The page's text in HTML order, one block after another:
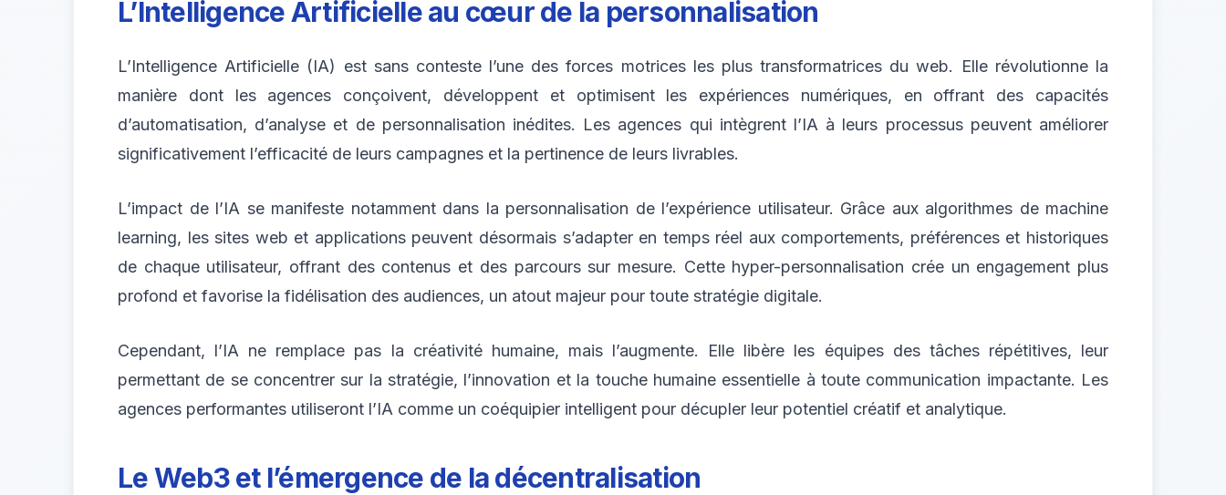
L’Intelligence Artificielle au cœur de la personnalisation
L’Intelligence Artificielle (IA) est sans conteste l’une des forces motrices les plus transformatrices du web. Elle révolutionne la
manière dont les agences conçoivent, développent et optimisent les expériences numériques, en offrant des capacités
d’automatisation, d’analyse et de personnalisation inédites. Les agences qui intègrent l’IA à leurs processus peuvent améliorer
significativement l’efficacité de leurs campagnes et la pertinence de leurs livrables.
L’impact de l’IA se manifeste notamment dans la personnalisation de l’expérience utilisateur. Grâce aux algorithmes de machine
learning, les sites web et applications peuvent désormais s’adapter en temps réel aux comportements, préférences et historiques
de chaque utilisateur, offrant des contenus et des parcours sur mesure. Cette hyper-personnalisation crée un engagement plus
profond et favorise la fidélisation des audiences, un atout majeur pour toute stratégie digitale.
Cependant, l’IA ne remplace pas la créativité humaine, mais l’augmente. Elle libère les équipes des tâches répétitives, leur
permettant de se concentrer sur la stratégie, l’innovation et la touche humaine essentielle à toute communication impactante. Les
agences performantes utiliseront l’IA comme un coéquipier intelligent pour décupler leur potentiel créatif et analytique.
Le Web3 et l’émergence de la décentralisation